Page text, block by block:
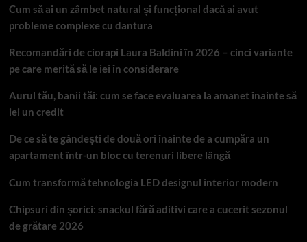
Cum să ai un zâmbet natural și funcțional dacă ai avut
probleme complexe cu dantura
Recomandări de ciorapi Laura Baldini în 2026 – cinci variante
pe care merită să le iei în considerare
Aurul tău, banii tăi: cum se face evaluarea la amanet înainte să
iei un credit
De ce să te gândești de două ori înainte de a cumpăra un
apartament într-un bloc cu terenuri libere lângă
Cum transformă tehnologia LED designul interior modern
Chipsuri din șorici: snackul fără aditivi care a cucerit sezonul
de grătare 2026